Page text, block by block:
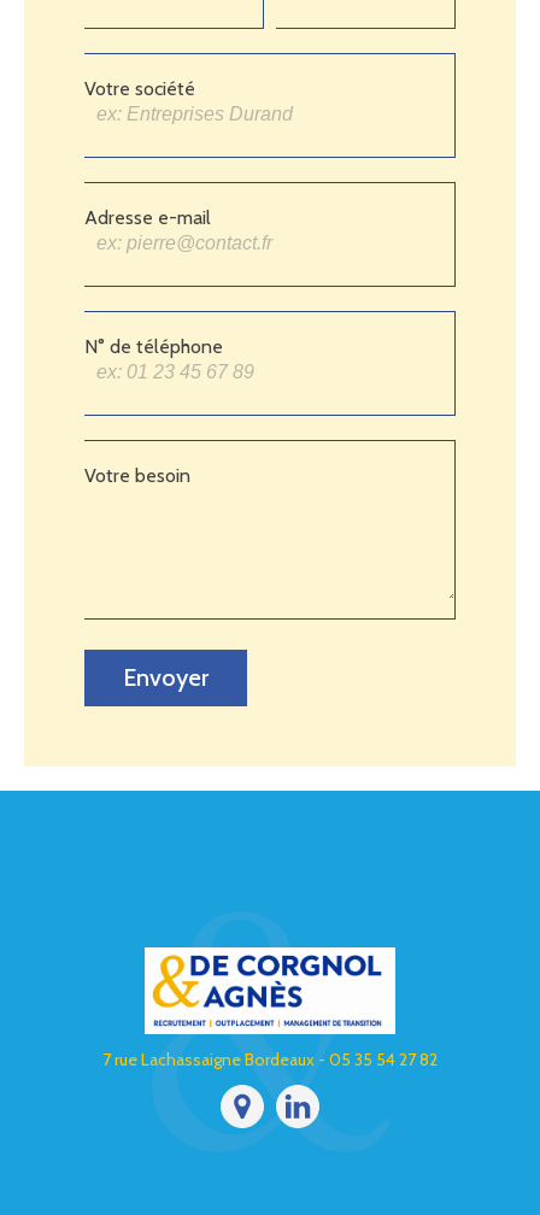
Votre société
Adresse e-mail
N° de téléphone
Votre besoin
Envoyer
7 rue Lachassaigne Bordeaux - 05 35 54 27 82